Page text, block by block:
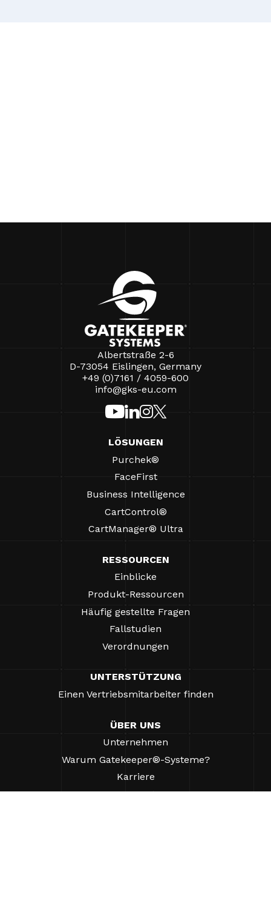
Albertstraße 2-6
D-73054 Eislingen, Germany
+49 (0)7161 / 4059-600
info@gks-eu.com
LÖSUNGEN
Purchek®
FaceFirst
Business Intelligence
CartControl®
CartManager® Ultra
RESSOURCEN
Einblicke
Produkt-Ressourcen
Häufig gestellte Fragen
Fallstudien
Verordnungen
UNTERSTÜTZUNG
Einen Vertriebsmitarbeiter finden
ÜBER UNS
Unternehmen
Warum Gatekeeper®-Systeme?
Karriere
Unsere Partner